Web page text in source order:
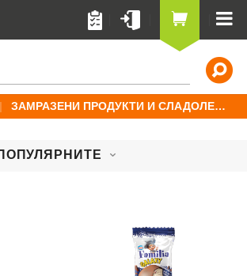
| ЗАМРАЗЕНИ ПРОДУКТИ И СЛАДОЛЕД